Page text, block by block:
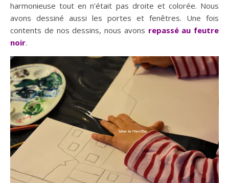
harmonieuse tout en n’était pas droite et colorée. Nous
avons dessiné aussi les portes et fenêtres. Une fois
contents de nos dessins, nous avons repassé au feutre
noir.